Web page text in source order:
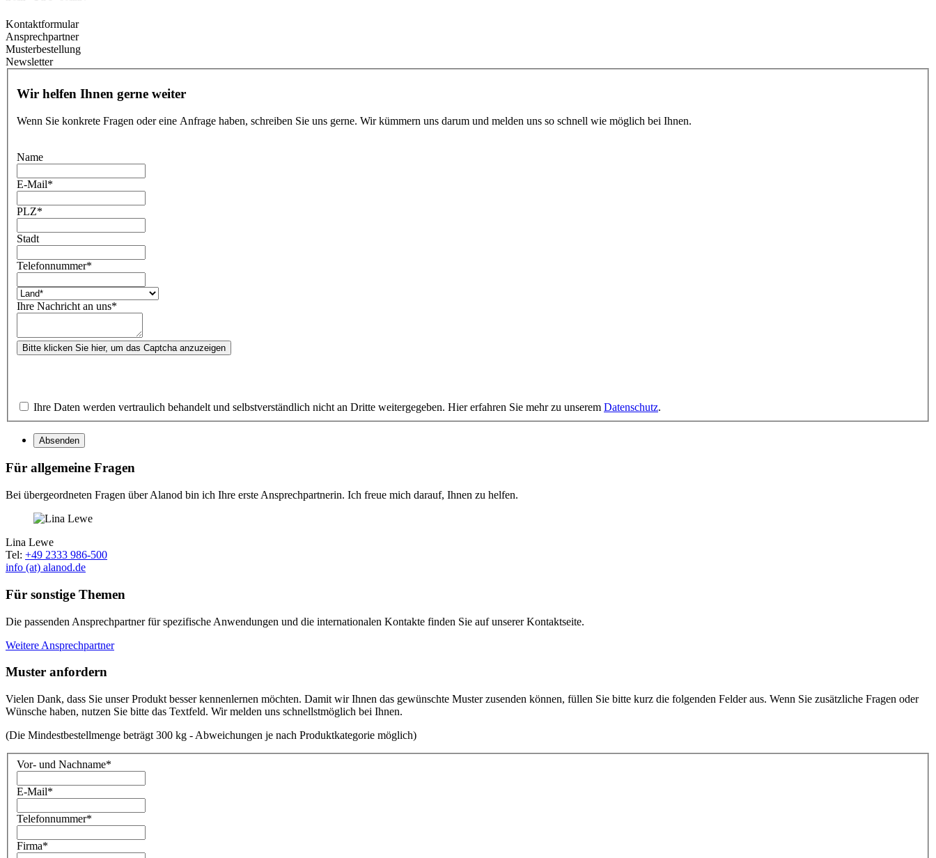
Kontaktformular
Ansprechpartner
Musterbestellung
Newsletter
Wir helfen Ihnen gerne weiter
Wenn Sie konkrete Fragen oder eine Anfrage haben, schreiben Sie uns gerne. Wir kümmern uns darum und melden uns so schnell wie möglich bei Ihnen.
Name
E-Mail*
PLZ*
Stadt
Telefonnummer*
Ihre Nachricht an uns*
Bitte klicken Sie hier, um das Captcha anzuzeigen
Ihre Daten werden vertraulich behandelt und selbstverständlich nicht an Dritte weitergegeben. Hier erfahren Sie mehr zu unserem Datenschutz.
Absenden
Für allgemeine Fragen
Bei übergeordneten Fragen über Alanod bin ich Ihre erste Ansprechpartnerin. Ich freue mich darauf, Ihnen zu helfen.
Lina Lewe
Tel: +49 2333 986-500
info (at) alanod.de
Für sonstige Themen
Die passenden Ansprechpartner für spezifische Anwendungen und die internationalen Kontakte finden Sie auf unserer Kontaktseite.
Weitere Ansprechpartner
Muster anfordern
Vielen Dank, dass Sie unser Produkt besser kennenlernen möchten. Damit wir Ihnen das gewünschte Muster zusenden können, füllen Sie bitte kurz die folgenden Felder aus. Wenn Sie zusätzliche Fragen oder
Wünsche haben, nutzen Sie bitte das Textfeld. Wir melden uns schnellstmöglich bei Ihnen.
(Die Mindestbestellmenge beträgt 300 kg - Abweichungen je nach Produktkategorie möglich)
Vor- und Nachname*
E-Mail*
Telefonnummer*
Firma*